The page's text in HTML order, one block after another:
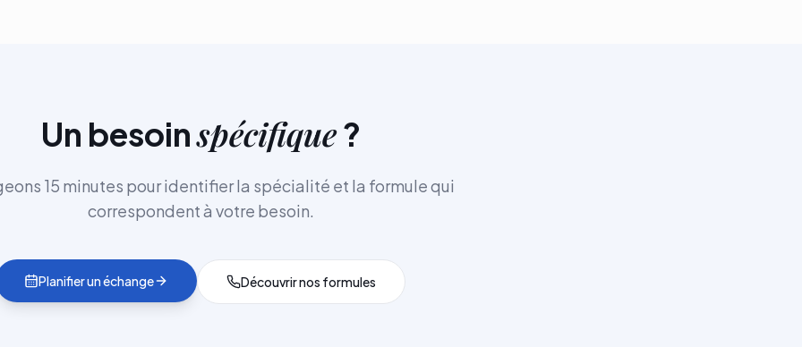
Un besoinspécifique?
15 minutes pour identifier la spécialité et la formule qui
correspondent à votre besoin.
Planifier un échange Découvrir nos formules